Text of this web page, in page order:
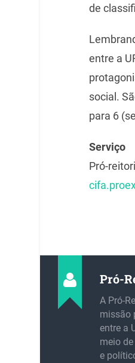
de
entre a
social.
para 6
Serviço
Pró-
Pró-
A Pró-
missão
entre a
meio
e